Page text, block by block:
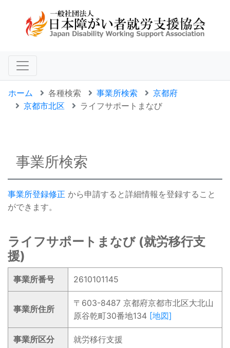
ホーム 各種検索 事業所検索
京都府
京都市北区
ライフサポートまなび
事業所検索
事業所登録修正 から申請すると詳細情報を登録すること
ができます。
ライフサポートまなび (就労移行支
援)
事業所番号 2610101145
事業所住所
〒603-8487 京都府京都市北区大北山
原谷乾町30番地134 [地図]
事業所区分 就労移行支援